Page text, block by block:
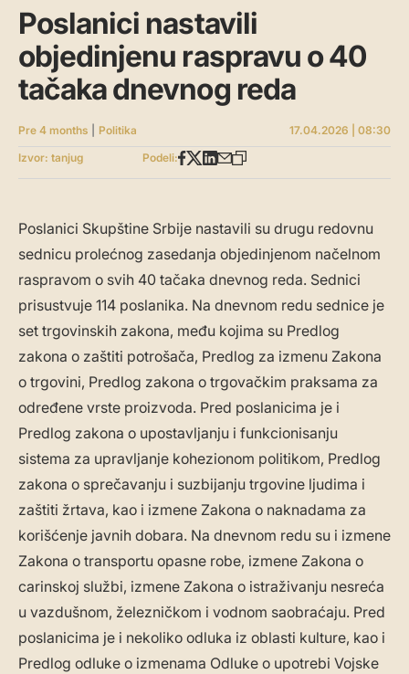
Poslanici nastavili
objedinjenu raspravu o 40
tačaka dnevnog reda
Pre 4 months Politika
17.04.2026 | 08:30
Izvor: tanjug
Podeli:
Poslanici Skupštine Srbije nastavili su drugu redovnu
sednicu prolećnog zasedanja objedinjenom načelnom
raspravom o svih 40 tačaka dnevnog reda. Sednici
prisustvuje 114 poslanika. Na dnevnom redu sednice je
set trgovinskih zakona, među kojima su Predlog
zakona o zaštiti potrošača, Predlog za izmenu Zakona
o trgovini, Predlog zakona o trgovačkim praksama za
određene vrste proizvoda. Pred poslanicima je i
Predlog zakona o upostavljanju i funkcionisanju
sistema za upravljanje kohezionom politikom, Predlog
zakona o sprečavanju i suzbijanju trgovine ljudima i
zaštiti žrtava, kao i izmene Zakona o naknadama za
korišćenje javnih dobara. Na dnevnom redu su i izmene
Zakona o transportu opasne robe, izmene Zakona o
carinskoj službi, izmene Zakona o istraživanju nesreća
u vazdušnom, železničkom i vodnom saobraćaju. Pred
poslanicima je i nekoliko odluka iz oblasti kulture, kao i
Predlog odluke o izmenama Odluke o upotrebi Vojske